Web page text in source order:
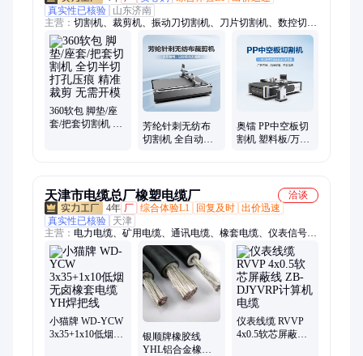
真实性已核验
山东济南
主营： 切割机、裁剪机、振动刀切割机、刀片切割机、数控切割
机、非金属切割机
360软包 脚垫/座
套/把套切割机 全
芳纶针刺无纺布
切割机 全自动数
奥镭 PP中空板切
割机 塑料板/万通
天津市电缆总厂橡塑电缆厂
洽谈
4年 厂 综合体验L1 回复及时 出价迅速
真实性已核验
天津
主营： 电力电缆、矿用电缆、通讯电缆、橡套电缆、仪表信号电
缆、电源线、控制电缆、计算机电缆、防水电缆、耐低温电缆、
耐高温电缆、特种电缆
小猫牌 WD-YCW
3x35+1x10低烟无
银顺牌橡胶线
YHL铝合金橡套
仪表线缆 RVVP
4x0.5软芯屏蔽线